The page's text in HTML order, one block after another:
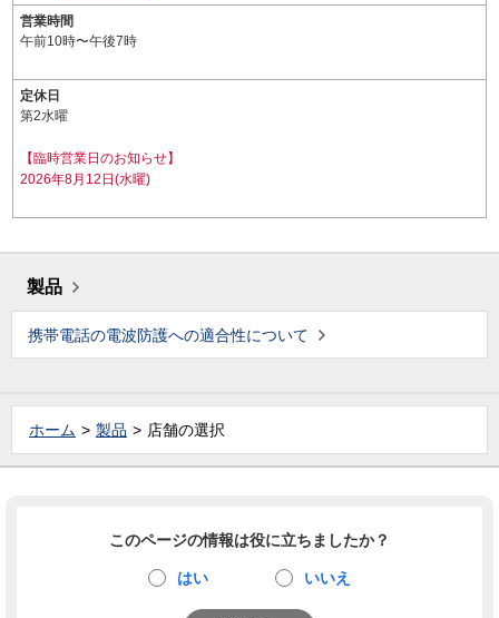
営業時間
午前10時〜午後7時
定休日
第2水曜
【臨時営業日のお知らせ】
2026年8月12日(水曜)
製品
携帯電話の電波防護への適合性について
ホーム 製品 店舗の選択
このページの情報は役に立ちましたか？
はい いいえ